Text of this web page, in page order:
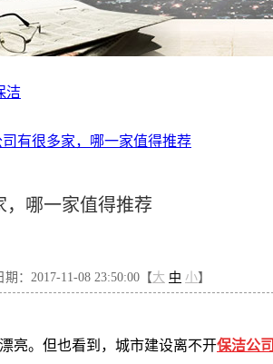
洁
有很多家，哪一家值得推荐
，哪一家值得推荐
期：2017-11-08 23:50:00【大 中 小】
亮。但也看到，城市建设离不开保洁公司